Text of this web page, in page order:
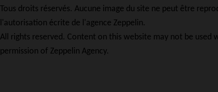
Tous droits réservés. Aucune image du site ne peut être
l'autorisation écrite de l'agence Zeppelin.
All rights reserved. Content on this website may not be used
permission of Zeppelin Agency.